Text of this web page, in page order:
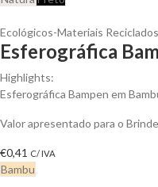
Ecológicos-Materiais Reciclados
Esferográfica
Highlights:
Esferográfica Bampen em
Valor apresentado para o
€0,41 C/ IVA
Bambu